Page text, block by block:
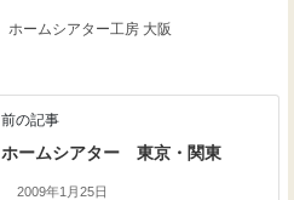
ホームシアター工房 大阪
前の記事
ホームシアター 東京・関東
2009年1月25日